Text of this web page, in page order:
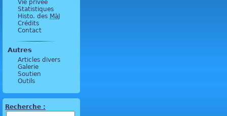
Vie privée
Statistiques
Histo. des MàJ
Crédits
Contact
Autres
Articles divers
Galerie
Soutien
Outils
Recherche :